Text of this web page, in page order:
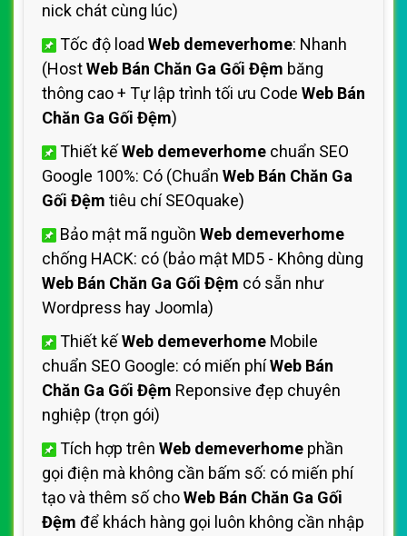
nick chát cùng lúc)
Tốc độ load Web demeverhome: Nhanh
(HostWeb Bán Chăn Ga Gối Đệm băng
thông cao + Tự lập trình tối ưu Code Web Bán
Chăn Ga Gối Đệm)
Thiết kếWeb demeverhome chuẩn SEO
Google 100%: Có (Chuẩn Web Bán Chăn Ga
Gối Đệm tiêu chí SEOquake)
Bảo mật mã nguồn Web demeverhome
chống HACK: có (bảo mật MD5 - Không dùng
Web Bán Chăn Ga Gối Đệm có sẵn như
Wordpress hay Joomla)
Thiết kếWeb demeverhome Mobile
chuẩn SEO Google: có miến phíWeb Bán
Chăn Ga Gối Đệm Reponsive đẹp chuyên
nghiệp (trọn gói)
Tích hợp trên Web demeverhome phần
gọi điện mà không cần bấm số: có miến phí
tạo và thêm số choWeb Bán Chăn Ga Gối
Đệm để khách hàng gọi luôn không cần nhập